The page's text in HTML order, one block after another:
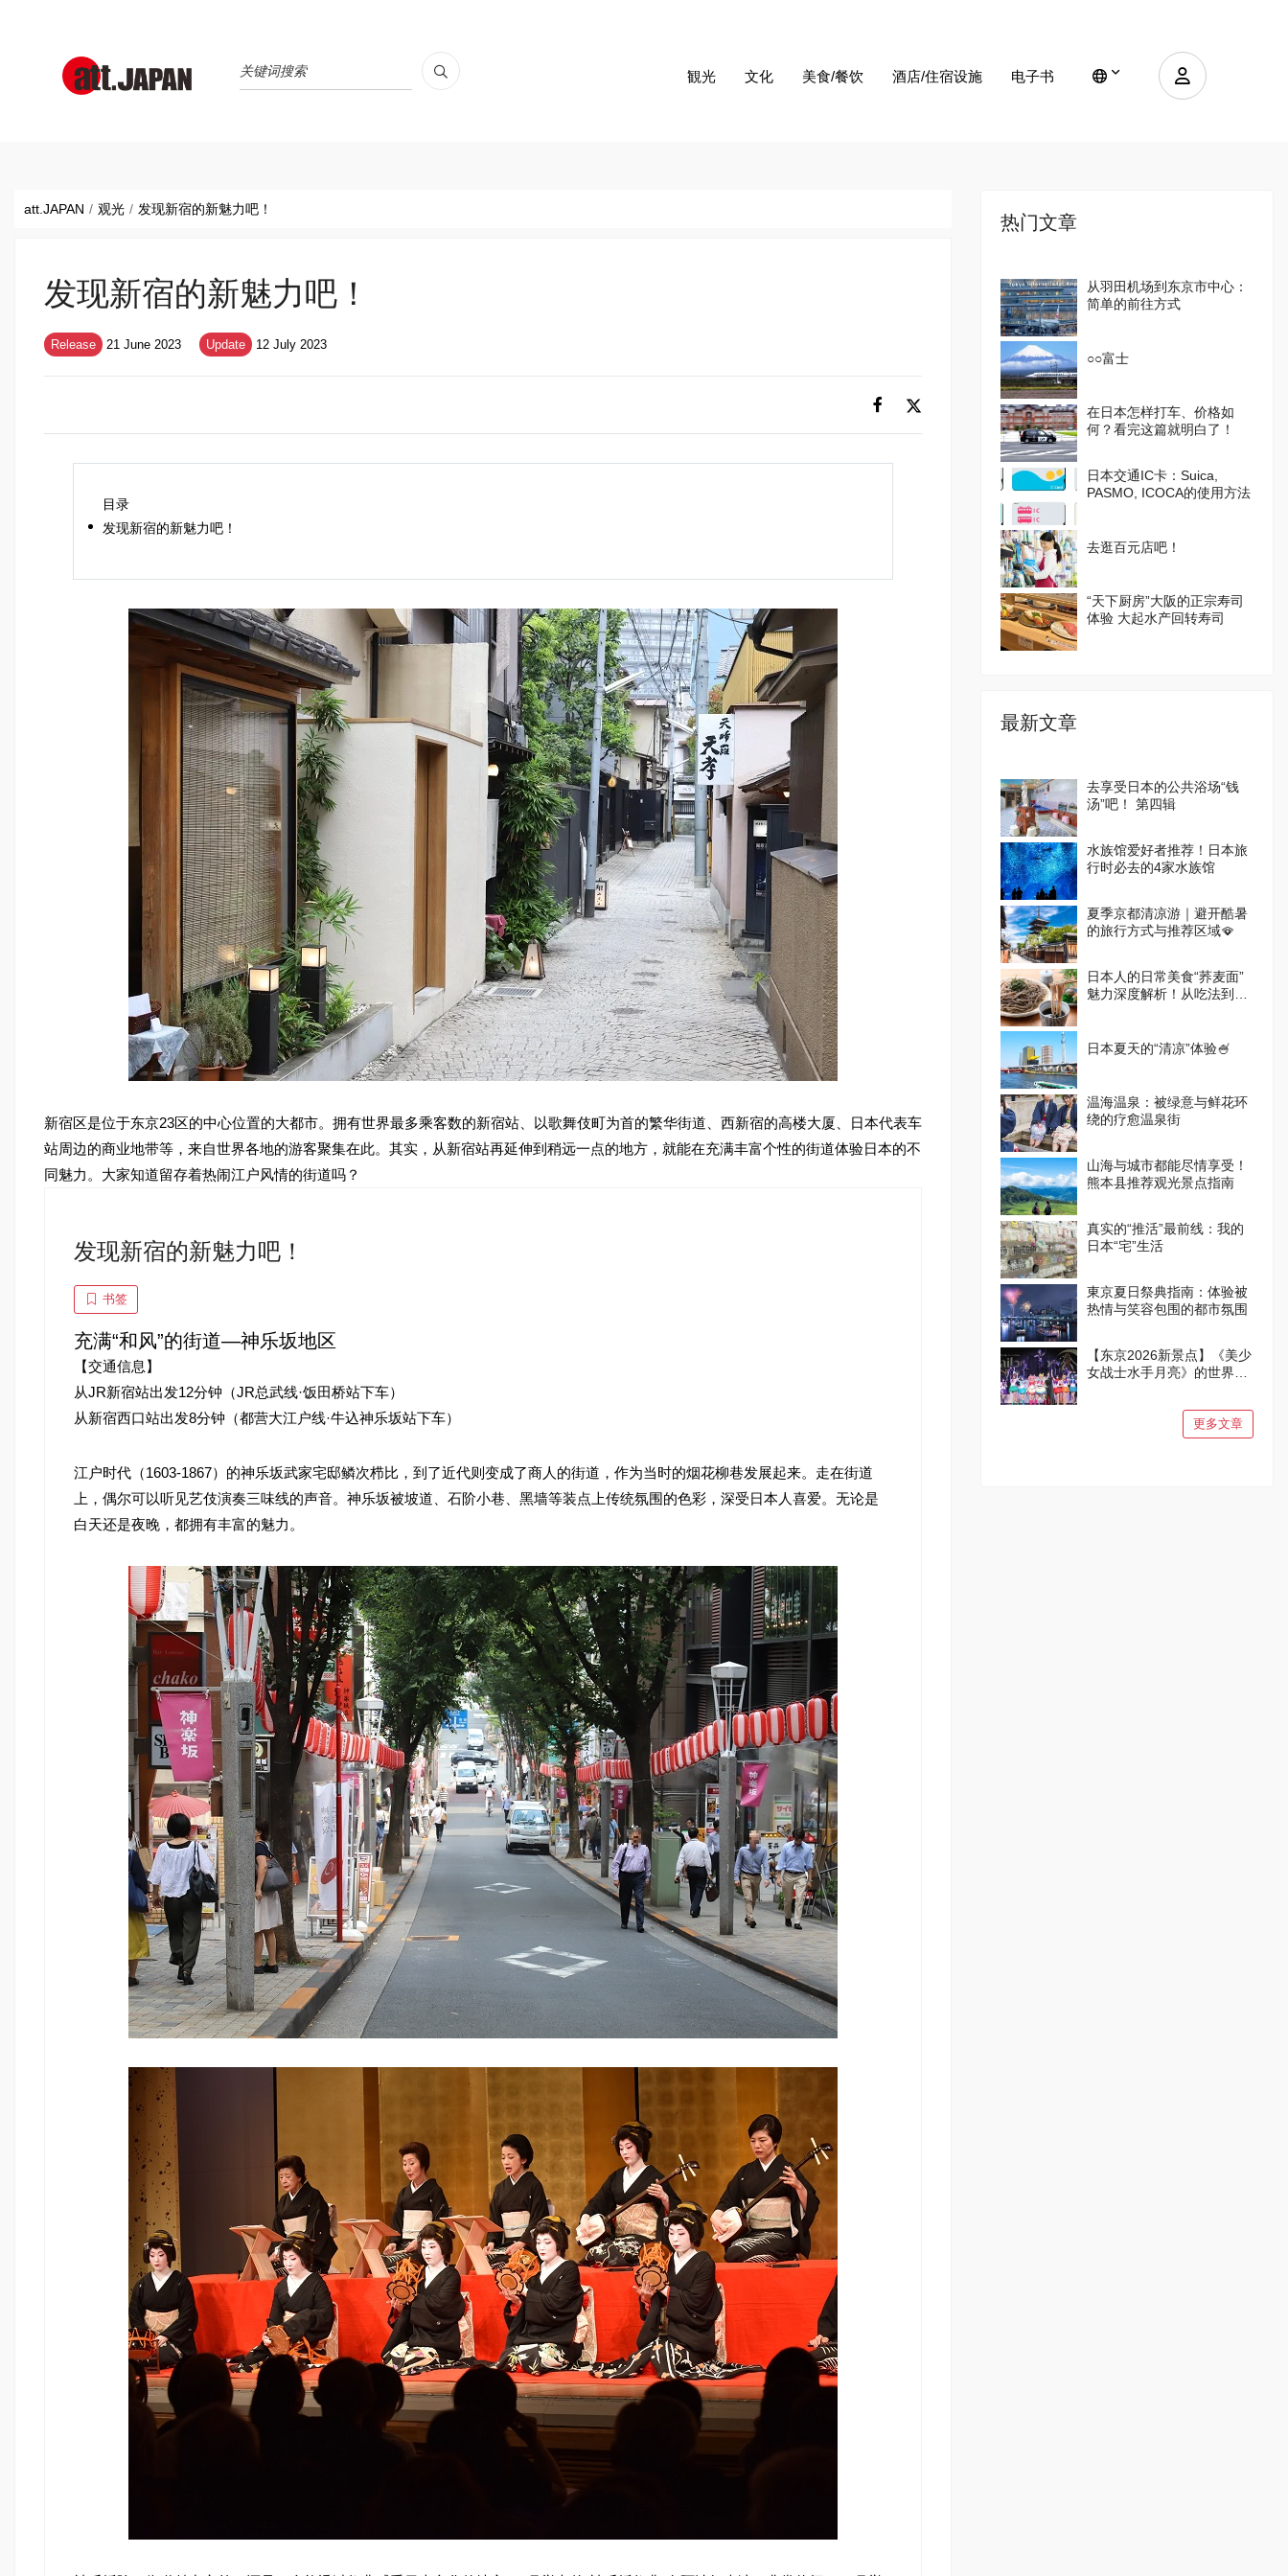
観光 文化 美食/餐饮 酒店/住宿设施 电子书
att.JAPAN 观光 发现新宿的新魅力吧！
发现新宿的新魅力吧！
Release 21 June 2023 Update 12 July 2023
目录
发现新宿的新魅力吧！
新宿区是位于东京23区的中心位置的大都市。拥有世界最多乘客数的新宿站、以歌舞伎町为首的繁华街道、西新宿的高楼大厦、日本代表车
站周边的商业地带等，来自世界各地的游客聚集在此。其实，从新宿站再延伸到稍远一点的地方，就能在充满丰富个性的街道体验日本的不
同魅力。大家知道留存着热闹江户风情的街道吗？
发现新宿的新魅力吧！
书签
充满“和风”的街道—神乐坂地区
【交通信息】
从JR新宿站出发12分钟（JR总武线·饭田桥站下车）
从新宿西口站出发8分钟（都营大江户线·牛込神乐坂站下车）
江户时代（1603-1867）的神乐坂武家宅邸鳞次栉比，到了近代则变成了商人的街道，作为当时的烟花柳巷发展起来。走在街道
上，偶尔可以听见艺伎演奏三味线的声音。神乐坂被坡道、石阶小巷、黑墙等装点上传统氛围的色彩，深受日本人喜爱。无论是
白天还是夜晚，都拥有丰富的魅力。
热门文章
从羽田机场到东京市中心：
简单的前往方式
○○富士
在日本怎样打车、价格如
何？看完这篇就明白了！
日本交通IC卡：Suica,
PASMO, ICOCA的使用方法
去逛百元店吧！
“天下厨房”大阪的正宗寿司
体验 大起水产回转寿司
最新文章
去享受日本的公共浴场“钱
汤”吧！ 第四辑
水族馆爱好者推荐！日本旅
行时必去的4家水族馆
夏季京都清凉游｜避开酷暑
的旅行方式与推荐区域🪭
日本人的日常美食“荞麦面”
魅力深度解析！从吃法到体
日本夏天的“清凉”体验🍧
温海温泉：被绿意与鲜花环
绕的疗愈温泉街
山海与城市都能尽情享受！
熊本县推荐观光景点指南
真实的“推活”最前线：我的
日本“宅”生活
東京夏日祭典指南：体验被
热情与笑容包围的都市氛围
【东京2026新景点】《美少
女战士水手月亮》的世界在
更多文章